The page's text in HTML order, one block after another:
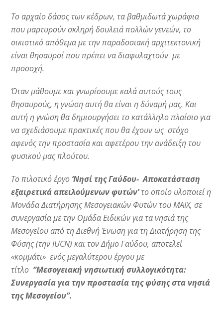
Το αρχαίο δάσος των κέδρων, τα βαθμιδωτά χωράφια
που μαρτυρούν σκληρή δουλειά πολλών γενεών, το
οικιστικό απόθεμα με την παραδοσιακή αρχιτεκτονική
είναι θησαυροί που πρέπει να διαφυλαχτούν με
προσοχή.
Όταν μάθουμε και γνωρίσουμε καλά αυτούς τους
θησαυρούς, η γνώση αυτή θα είναι η δύναμή μας. Kαι
αυτή η γνώση θα δημιουργήσει το κατάλληλο πλαίσιο για
να σχεδιάσουμε πρακτικές που θα έχουν ως στόχο
αφενός την προστασία και αφετέρου την ανάδειξη του
φυσικού μας πλούτου.
Το πιλοτικό έργο ‘Νησί της Γαύδου- Αποκατάσταση
εξαιρετικά απειλούμενων φυτών’το οποίο υλοποιεί η
Μονάδα Διατήρησης Μεσογειακών Φυτών του ΜΑΙΧ, σε
συνεργασία με την Ομάδα Ειδικών για τα νησιά της
Μεσογείου από τη Διεθνή Ένωση για τη Διατήρηση της
Φύσης (την IUCN) και τον Δήμο Γαύδου, αποτελεί
«κομμάτι» ενός μεγαλύτερου έργου με
τίτλο “Μεσογειακή νησιωτική συλλογικότητα:
Συνεργασία για την προστασία της φύσης στα νησιά
της Μεσογείου”.